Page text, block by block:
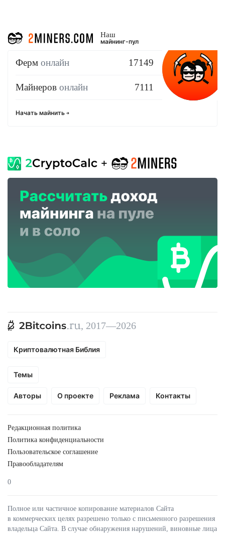
Наш
майнинг-пул
Ферм онлайн 17149
Майнеров онлайн 7111
Начать майнить
, 2017—2026
Криптовалютная Библия
Темы
Авторы О проекте Реклама Контакты
Редакционная политика
Политика конфиденциальности
Пользовательское соглашение
Правообладателям
0
Полное или частичное копирование материалов Сайта
в коммерческих целях разрешено только с письменного разрешения
владельца Сайта. В случае обнаружения нарушений, виновные лица